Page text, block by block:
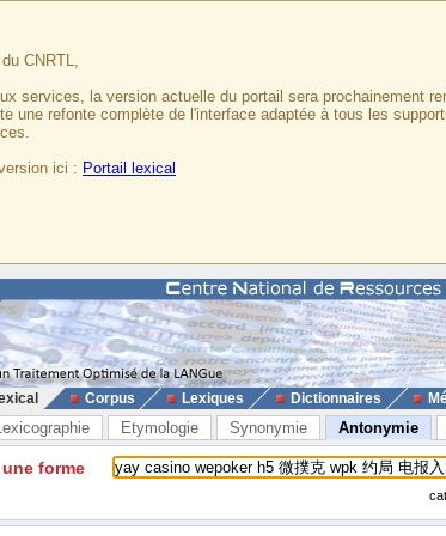
CNRTL,
services, la version actuelle du portail sera prochainement
une refonte complète de l'interface adaptée à tous les
ici : Portail lexical
Corpus Lexiques Dictionnaires
Etymologie Synonymie Antonymie
une forme